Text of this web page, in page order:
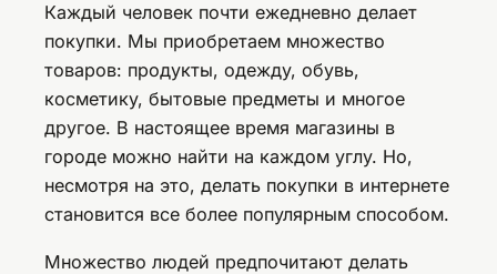
Каждый человек почти ежедневно делает
покупки. Мы приобретаем множество
товаров: продукты, одежду, обувь,
косметику, бытовые предметы и многое
другое. В настоящее время магазины в
городе можно найти на каждом углу. Но,
несмотря на это, делать покупки в интернете
становится все более популярным способом.
Множество людей предпочитают делать